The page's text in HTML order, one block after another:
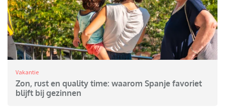
Vakantie
Zon, rust en quality time: waarom Spanje favoriet
blijft bij gezinnen